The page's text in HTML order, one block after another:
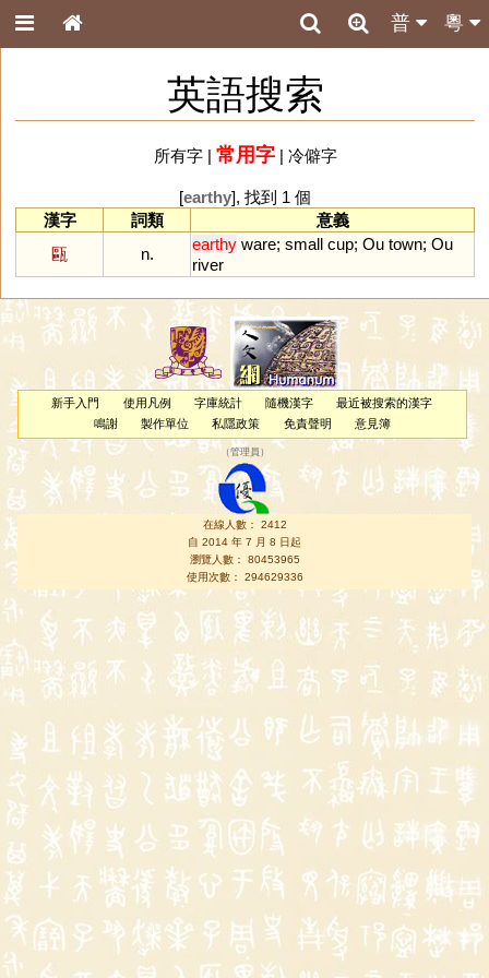
粵
普
英語搜索
所有字| 常用字| 冷僻字
[earthy], 找到 1 個
漢字
詞類
意義
甌
n.
earthy ware; small cup; Ou town; Ou
river
新手入門 使用凡例 字庫統計 隨機漢字
最近被搜索的漢字
鳴謝
製作單位 私隱政策 免責聲明 意見簿
（管理員 ）
在線人數： 2412
自 2014 年 7 月 8 日起
瀏覽人數： 80453965
使用次數： 294629336